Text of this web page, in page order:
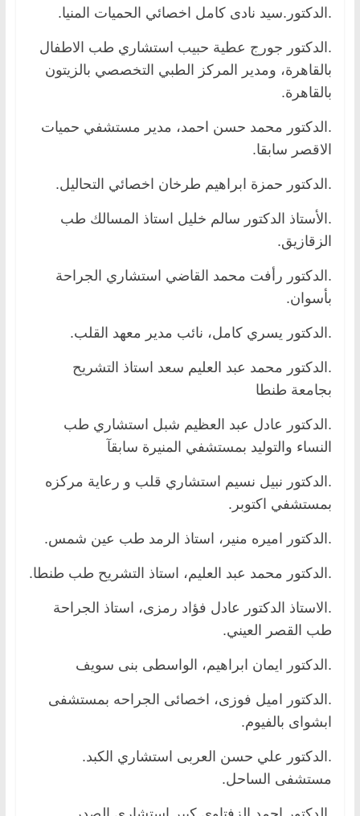
.الدكتور.سيد نادى كامل اخصائي الحميات المنيا.
.الدكتور جورج عطية حبيب استشاري طب الاطفال
بالقاهرة، ومدير المركز الطبي التخصصي بالزيتون
بالقاهرة.
.الدكتور محمد حسن احمد، مدير مستشفي حميات
الاقصر سابقا.
.الدكتور حمزة ابراهيم طرخان اخصائي التحاليل.
.الأستاذ الدكتور سالم خليل استاذ المسالك طب
الزقازيق.
.الدكتور رأفت محمد القاضي استشاري الجراحة
بأسوان.
.الدكتور يسري كامل، نائب مدير معهد القلب.
.الدكتور محمد عبد العليم سعد استاذ التشريح
بجامعة طنطا
.الدكتور عادل عبد العظيم شبل استشاري طب
النساء والتوليد بمستشفي المنيرة سابقآ
.الدكتور نبيل نسيم استشاري قلب و رعاية مركزه
بمستشفي اكتوبر.
.الدكتور اميره منير، استاذ الرمد طب عين شمس.
.الدكتور محمد عبد العليم، استاذ التشريح طب طنطا.
.الاستاذ الدكتور عادل فؤاد رمزى، استاذ الجراحة
طب القصر العيني.
.الدكتور ايمان ابراهيم، الواسطى بنى سويف
.الدكتور اميل فوزى، اخصائى الجراحه بمستشفى
ابشواى بالفيوم.
.الدكتور علي حسن العربى استشاري الكبد.
مستشفى الساحل.